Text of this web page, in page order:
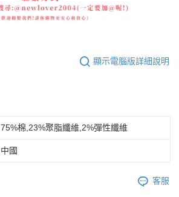
顯示電腦版詳細說明
75%棉,23%聚脂纖維,2%彈性纖維
中國
客服